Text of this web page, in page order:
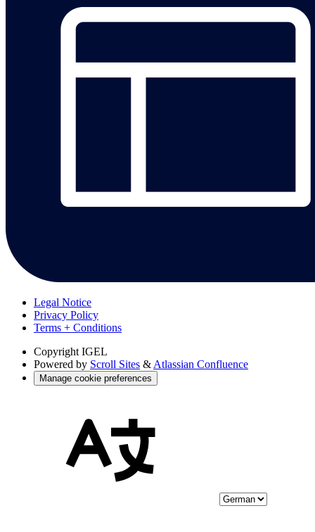
Legal Notice
Privacy Policy
Terms + Conditions
Copyright IGEL
Powered by Scroll Sites & Atlassian Confluence
Manage cookie preferences